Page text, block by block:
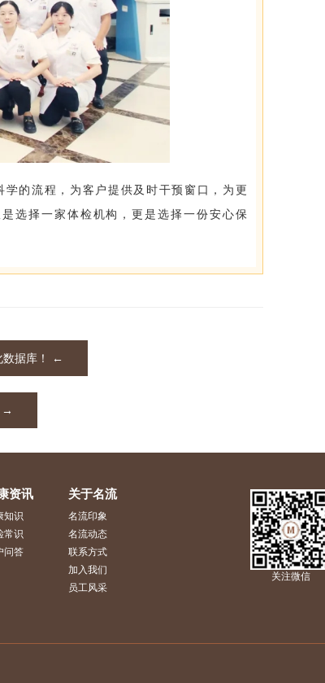
的流程，为客户提供及时干预窗口，为更
选择一家体检机构，更是选择一份安心保
据库！ ←
→
资讯
知识
常识
问答
关于名流
名流印象
名流动态
联系方式
加入我们
员工风采
关注微信